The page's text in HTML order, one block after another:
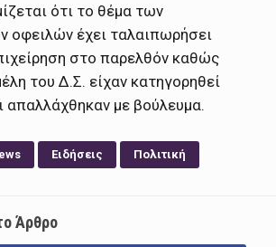
ότι το θέμα των
οφειλών έχει ταλαιπωρήσει
στο παρελθόν καθώς
του Δ.Σ. είχαν κατηγορηθεί
απαλλάχθηκαν με βούλευμα.
Ειδήσεις Πολιτική
Άρθρο